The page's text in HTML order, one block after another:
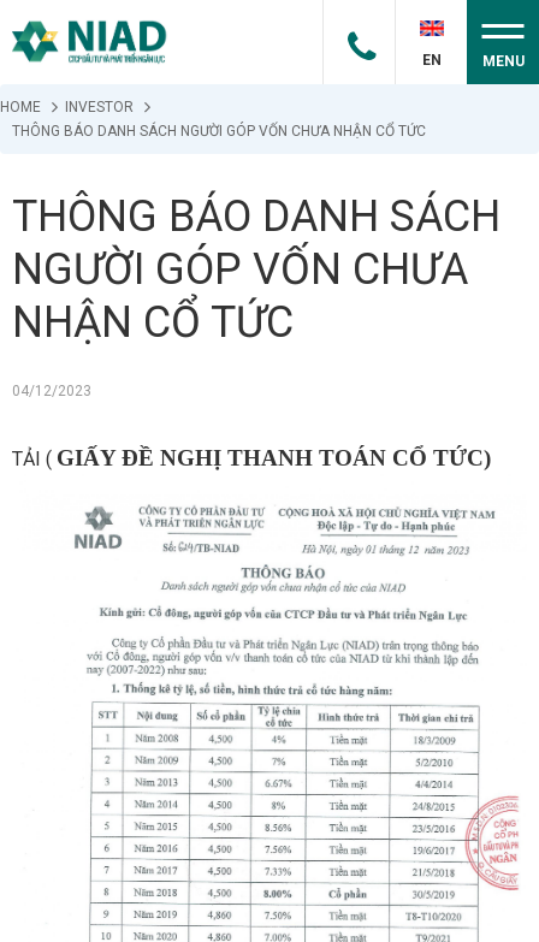
EN MENU
HOME
INVESTOR
THÔNG BÁO DANH SÁCH NGƯỜI GÓP VỐN CHƯA NHẬN CỔ TỨC
THÔNG BÁO DANH SÁCH
NGƯỜI GÓP VỐN CHƯA
NHẬN CỔ TỨC
04/12/2023
TẢI ( GIẤY ĐỀ NGHỊ THANH TOÁN CỔ TỨC)